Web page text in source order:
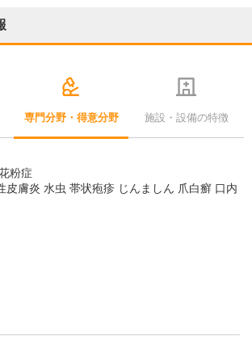
専門分野・得意分野 施設・設備の特徴
粉症
皮膚炎 水虫 帯状疱疹 じんましん 爪白癬 口内